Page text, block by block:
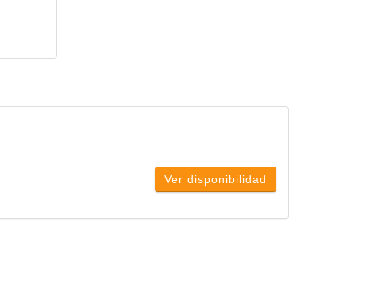
Ver disponibilidad